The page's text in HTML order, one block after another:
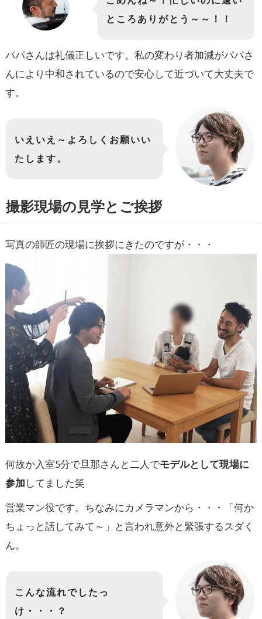
ところありがとう～～！！
パパさんは礼儀正しいです。私の変わり者加減がパパさ
んにより中和されているので安心して近づいて大丈夫で
す。
いえいえ～よろしくお願いい
たします。
撮影現場の見学とご挨拶
写真の師匠の現場に挨拶にきたのですが・・・
何故か入室5分で旦那さんと二人でモデルとして現場に
参加してました笑
営業マン役です。ちなみにカメラマンから・・・「何か
ちょっと話してみて～」と言われ意外と緊張するスダく
ん。
こんな流れでしたっ
け・・・？